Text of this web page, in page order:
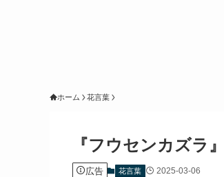
ホーム 花言葉
『フウセンカズラ
広告 花言葉 2025-03-06